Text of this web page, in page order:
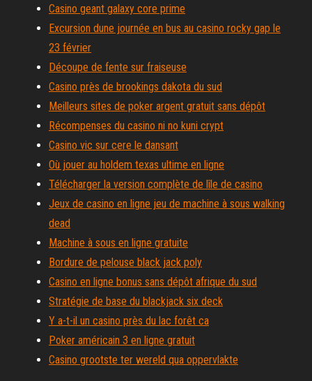
Casino geant galaxy core prime
Excursion dune journée en bus au casino rocky gap le
23 février
Découpe de fente sur fraiseuse
Casino près de brookings dakota du sud
Meilleurs sites de poker argent gratuit sans dépôt
Récompenses du casino ni no kuni crypt
Casino vic sur cere le dansant
Où jouer au holdem texas ultime en ligne
Télécharger la version complète de lîle de casino
Jeux de casino en ligne jeu de machine à sous walking
dead
Machine à sous en ligne gratuite
Bordure de pelouse black jack poly
Casino en ligne bonus sans dépôt afrique du sud
Stratégie de base du blackjack six deck
Y a-t-il un casino près du lac forêt ca
Poker américain 3 en ligne gratuit
Casino grootste ter wereld qua oppervlakte